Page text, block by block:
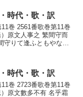
時代・歌・訳
巻 2561番歌巻第11巻
原文人事之 繁間守而
守りて逢ふともやなほ
時代・歌・訳
巻 2723番歌巻第11巻
原文數多不有 名乎霜